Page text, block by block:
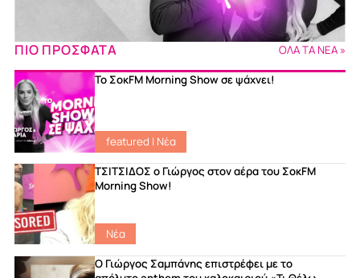
ΠΙΟ ΠΡΟΣΦΑΤΑ ΟΛΑ ΤΑ ΝΕΑ »
Το ΣοκFM Morning Show σε ψάχνει!
featured | Νέα
ΤΣΙΤΣΙΔΟΣ ο Γιώργος στον αέρα του ΣοκFM
Morning Show!
Νέα
Ο Γιώργος Σαμπάνης επιστρέφει με το